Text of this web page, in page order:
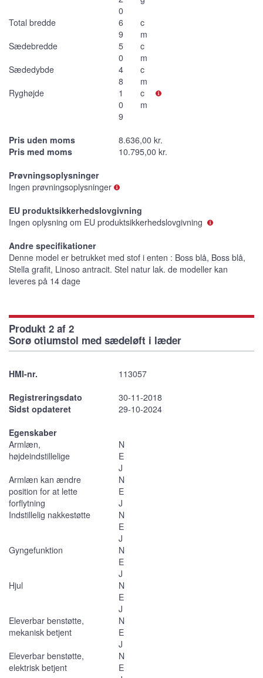
0
Total bredde
6
9
c
m
Sædebredde
5
0
c
m
Sædedybde
4
8
c
m
Ryghøjde
1
0
9
c
m
Pris uden moms
8.636,00 kr.
Pris med moms
10.795,00 kr.
Prøvningsoplysninger
Ingen prøvningsoplysninger
EU produktsikkerhedslovgivning
Ingen oplysning om EU produktsikkerhedslovgivning
Andre specifikationer
Denne model er betrukket med stof i enten : Boss blå, Boss blå,
Stella grafit, Linoso antracit. Stel natur lak. de modeller kan
leveres på 14 dage
Produkt 2 af 2
Sorø otiumstol med sædeløft i læder
HMI-nr.
113057
Registreringsdato
30-11-2018
Sidst opdateret
29-10-2024
Egenskaber
Armlæn,
højdeindstillelige
N
E
J
Armlæn kan ændre
position for at lette
forflytning
N
E
J
Indstillelig nakkestøtte
N
E
J
Gyngefunktion
N
E
J
Hjul
N
E
J
Eleverbar benstøtte,
mekanisk betjent
N
E
J
Eleverbar benstøtte,
elektrisk betjent
N
E